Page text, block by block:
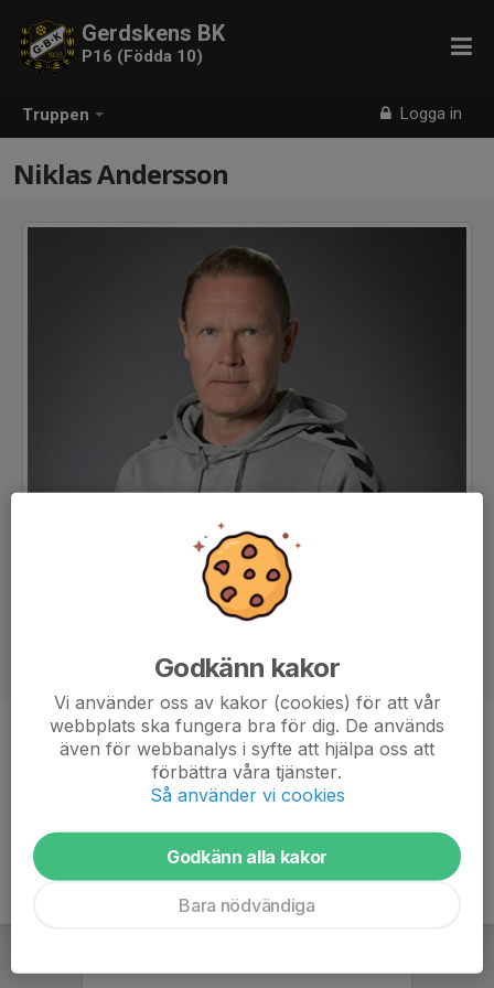
Truppen Logga in
Gerdskens BK
P16 (Födda 10)
Niklas Andersson
GBK Sportgrupp
51 år
Godkänn kakor
Vi använder oss av kakor (cookies) för att vår
webbplats ska fungera bra för dig. De används
även för webbanalys i syfte att hjälpa oss att
förbättra våra tjänster.
Så använder vi cookies
Godkänn alla kakor
Bara nödvändiga